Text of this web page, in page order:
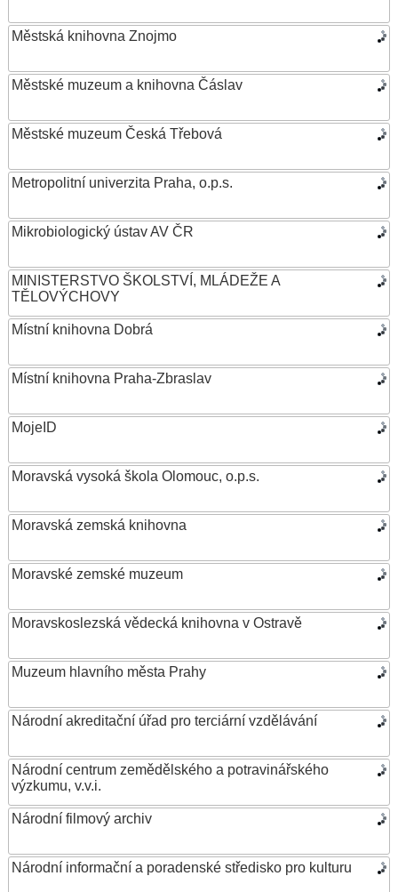
Městská knihovna Znojmo
Městské muzeum a knihovna Čáslav
Městské muzeum Česká Třebová
Metropolitní univerzita Praha, o.p.s.
Mikrobiologický ústav AV ČR
MINISTERSTVO ŠKOLSTVÍ, MLÁDEŽE A
TĚLOVÝCHOVY
Místní knihovna Dobrá
Místní knihovna Praha-Zbraslav
MojeID
Moravská vysoká škola Olomouc, o.p.s.
Moravská zemská knihovna
Moravské zemské muzeum
Moravskoslezská vědecká knihovna v Ostravě
Muzeum hlavního města Prahy
Národní akreditační úřad pro terciární vzdělávání
Národní centrum zemědělského a potravinářského
výzkumu, v.v.i.
Národní filmový archiv
Národní informační a poradenské středisko pro kulturu